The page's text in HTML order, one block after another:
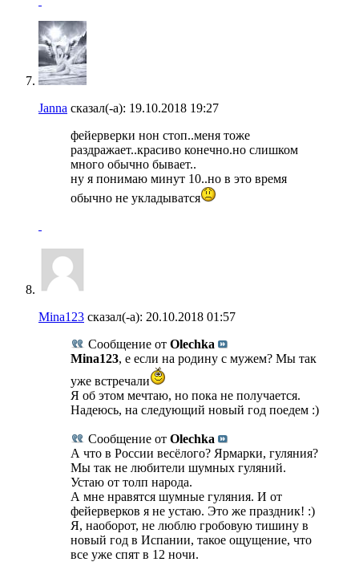
Janna сказал(-а): 19.10.2018 19:27
фейерверки нон стоп..меня тоже
раздражает..красиво конечно.но слишком
много обычно бывает..
ну я понимаю минут 10..но в это время
обычно не укладыватся
Mina123 сказал(-а): 20.10.2018 01:57
Сообщение от Olechka
Mina123, е если на родину с мужем? Мы так
уже встречали
Я об этом мечтаю, но пока не получается.
Надеюсь, на следующий новый год поедем :)
Сообщение от Olechka
А что в России весёлого? Ярмарки, гуляния?
Мы так не любители шумных гуляний.
Устаю от толп народа.
А мне нравятся шумные гуляния. И от
фейерверков я не устаю. Это же праздник! :)
Я, наоборот, не люблю гробовую тишину в
новый год в Испании, такое ощущение, что
все уже спят в 12 ночи.